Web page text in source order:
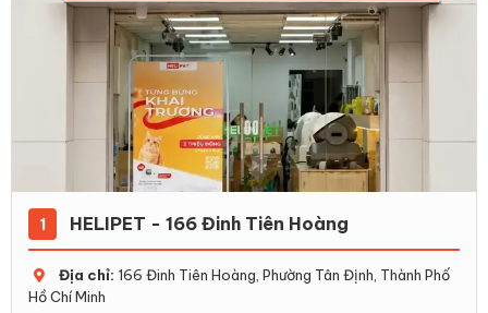
1 HELIPET - 166 Đinh Tiên Hoàng
Địa chỉ: 166 Đinh Tiên Hoàng, Phường Tân Định, Thành Phố
Hồ Chí Minh